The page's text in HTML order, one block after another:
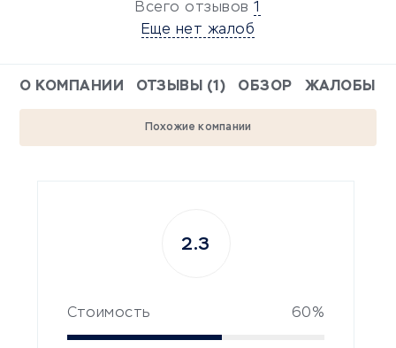
Всего отзывов 1
Еще нет жалоб
О КОМПАНИИ ОТЗЫВЫ (1) ОБЗОР ЖАЛОБЫ
Похожие компании
Стоимость 60%
2.3